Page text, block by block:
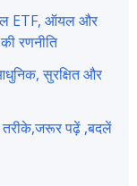
ETF, ऑयल और
रणनीति
सुरक्षित और
तरीके,जरूर पढ़ें ,बदलें